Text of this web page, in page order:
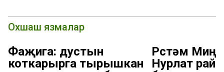
Охшаш язмалар
Фаҗига: дустын
коткарырга тырышкан
Рөстәм
Нурлат